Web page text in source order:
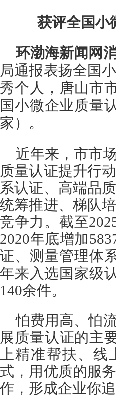
获评全国小
环渤海新闻网
局通报表扬全国
秀个人，唐山市
国小微企业质量
家）。
近年来，市市
质量认证提升行
系认证、高端品
统筹推进、梯队
竞争力。截至
2020年底增加
证、测量管理体
年来入选国家级
140余件。
怕费用高、怕
展质量认证的主
上精准帮扶、
式，用优质的服
作，形成企业你